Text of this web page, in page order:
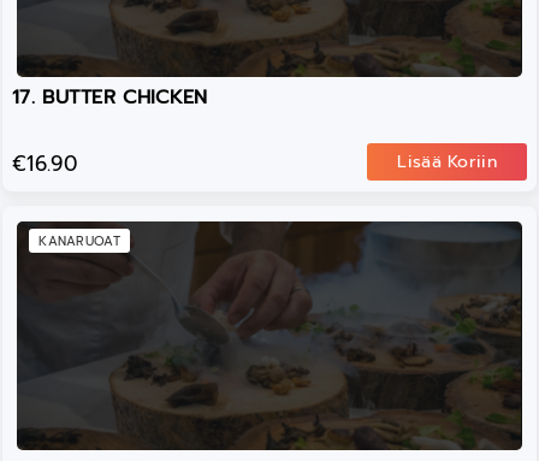
17. BUTTER CHICKEN
€16.90 Lisää Koriin
KANARUOAT